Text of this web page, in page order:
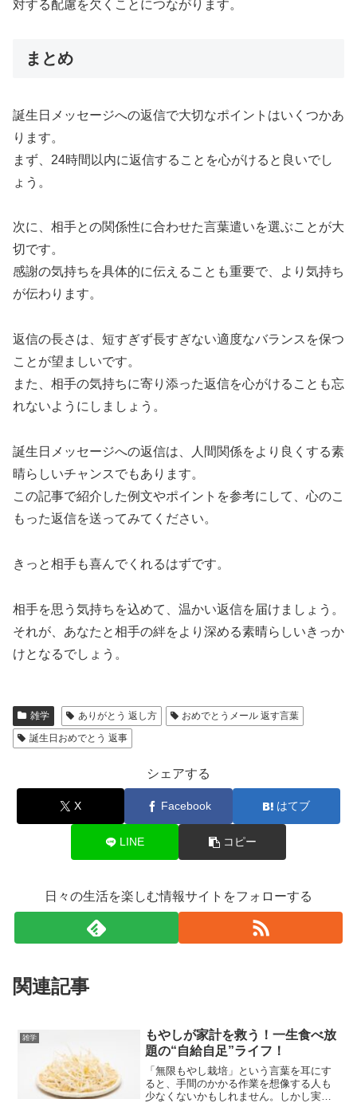
対する配慮を欠くことにつながります。
まとめ
誕生日メッセージへの返信で大切なポイントはいくつかあ
ります。
まず、24時間以内に返信することを心がけると良いでし
ょう。
次に、相手との関係性に合わせた言葉遣いを選ぶことが大
切です。
感謝の気持ちを具体的に伝えることも重要で、より気持ち
が伝わります。
返信の長さは、短すぎず長すぎない適度なバランスを保つ
ことが望ましいです。
また、相手の気持ちに寄り添った返信を心がけることも忘
れないようにしましょう。
誕生日メッセージへの返信は、人間関係をより良くする素
晴らしいチャンスでもあります。
この記事で紹介した例文やポイントを参考にして、心のこ
もった返信を送ってみてください。
きっと相手も喜んでくれるはずです。
相手を思う気持ちを込めて、温かい返信を届けましょう。
それが、あなたと相手の絆をより深める素晴らしいきっか
けとなるでしょう。
雑学 ありがとう 返し方
おめでとうメール 返す言葉
誕生日おめでとう 返事
シェアする
X Facebook はてブ
LINE コピー
日々の生活を楽しむ情報サイトをフォローする
関連記事
雑学
もやしが家計を救う！一生食べ放
題の“自給自足”ライフ！
「無限もやし栽培」という言葉を耳にす
ると、手間のかかる作業を想像する人も
少なくないかもしれません。しかし実際